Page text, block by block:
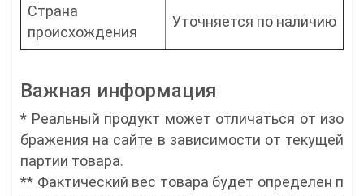
Страна
происхождения
Уточняется по наличию
Важная информация
* Реальный продукт может отличаться от изо
бражения на сайте в зависимости от текущей
партии товара.
** Фактический вес товара будет определен п